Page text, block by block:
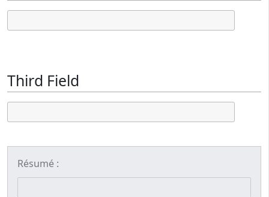
Third Field
Résumé :